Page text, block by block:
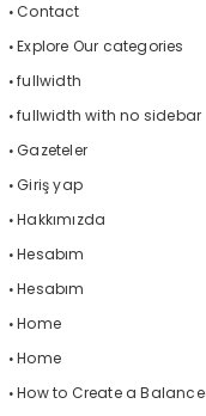
Contact
Explore Our categories
fullwidth
fullwidth with no sidebar
Gazeteler
Giriş yap
Hakkımızda
Hesabım
Hesabım
Home
Home
How to Create a